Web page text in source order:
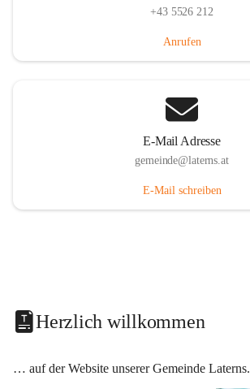
+43 5526 212
Anrufen
E-Mail Adresse
gemeinde@laterns.at
E-Mail schreiben
Herzlich willkommen
… auf der Website unserer Gemeinde Laterns.